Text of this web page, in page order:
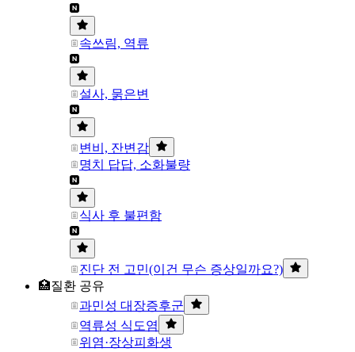
속쓰림, 역류
설사, 묽은변
변비, 잔변감
명치 답답, 소화불량
식사 후 불편함
진단 전 고민(이건 무슨 증상일까요?)
🏥질환 공유
과민성 대장증후군
역류성 식도염
위염·장상피화생